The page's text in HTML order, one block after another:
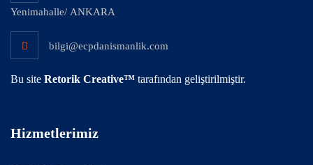
Yenimahalle/ ANKARA
bilgi@ecpdanismanlik.com
Bu site Retorik Creative™ tarafından geliştirilmiştir.
Hizmetlerimiz